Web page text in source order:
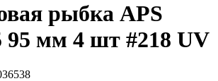
рыбка APS
95 мм 4 шт #218 UV